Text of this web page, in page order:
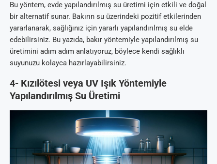
Bu yöntem, evde yapılandırılmış su üretimi için etkili ve doğal
bir alternatif sunar. Bakırın su üzerindeki pozitif etkilerinden
yararlanarak, sağlığınız için yararlı yapılandırılmış su elde
edebilirsiniz. Bu yazıda, bakır yöntemiyle yapılandırılmış su
üretimini adım adım anlatıyoruz, böylece kendi sağlıklı
suyunuzu kolayca hazırlayabilirsiniz.
4- Kızılötesi veya UV Işık Yöntemiyle
Yapılandırılmış Su Üretimi